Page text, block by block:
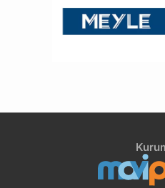
Klima Basınç Müşürü
Klima Motoru &amp;